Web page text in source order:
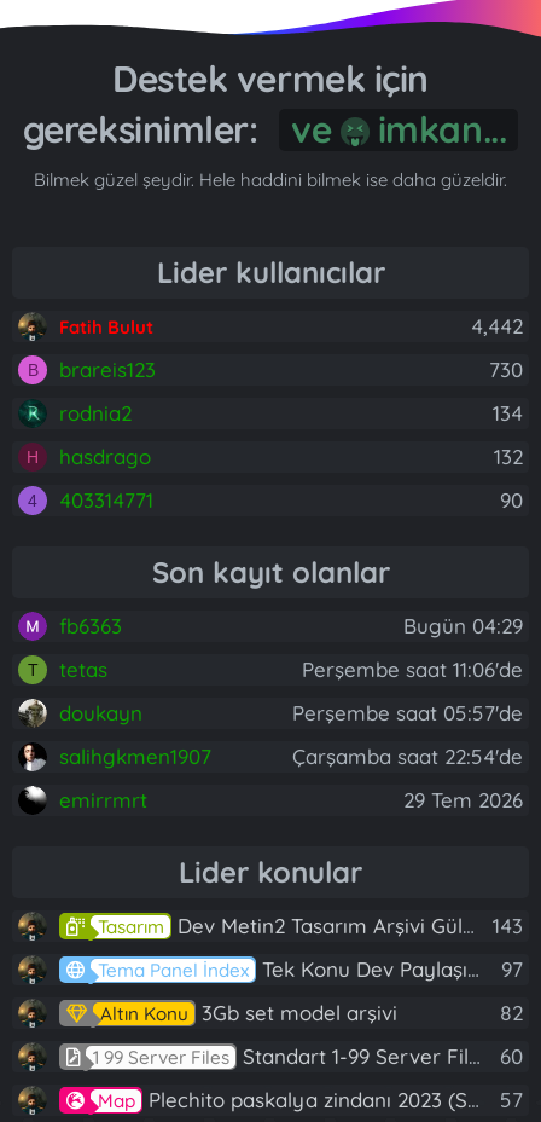
Destek vermek için
gereksinimler:
Gönül...
Bilmek güzel şeydir. Hele haddini bilmek ise daha güzeldir.
Lider kullanıcılar
Fatih Bulut 4,442
B brareis123
730
rodnia2
134
H hasdrago 132
4 403314771 90
Son kayıt olanlar
fb6363 Bugün 04:29
T tetas
Perşembe saat 11:06'de
doukayn
Perşembe saat 05:57'de
salihgkmen1907
Çarşamba saat 22:54'de
emirrmrt
29 Tem 2026
Lider konular
Tasarım Dev Metin2 Tasarım Arşivi Güle Güle Kullanın 143
Tema Panel İndex Tek Konu Dev Paylaşım 10 Adet Server Tanıtım İndex 97
Altın Konu 3Gb set model arşivi 82
1 99 Server Files Standart 1-99 Server Files 60
Map Plechito paskalya zindanı 2023 (Spring Sanctuary dungeon) 57